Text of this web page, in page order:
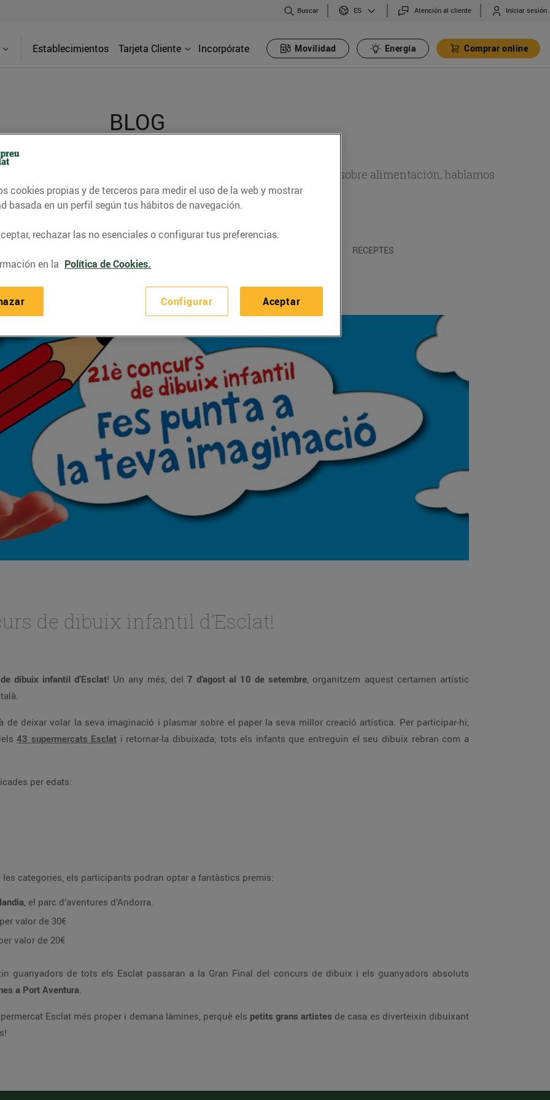
Buscar ES Atención al cliente Iniciar sesión
Establecimientos Tarjeta Cliente Incorpórate Movilidad Energía Comprar online
BLOG
recetas, consejos nutricionales, información de actualidad sobre alimentación, hablamos
gastronomía de nuestro territorio y muchos otros temas.
RECEPTES
de dibuix infantil d’Esclat!
dibuix infantil d’Esclat! Un any més, del 7 d’agost al 10 de setembre, organitzem aquest certamen artístic
de deixar volar la seva imaginació i plasmar sobre el paper la seva millor creació artística. Per participar-hi,
43 supermercats Esclat i retornar-la dibuixada; tots els infants que entreguin el seu dibuix rebran com a
per edats:
categories, els participants podran optar a fantàstics premis:
, el parc d’aventures d’Andorra.
valor de 30€
valor de 20€
guanyadors de tots els Esclat passaran a la Gran Final del concurs de dibuix i els guanyadors absoluts
a Port Aventura.
Esclat més proper i demana làmines, perquè els petits grans artistes de casa es diverteixin dibuixant
cookies propias y de terceros para medir el uso de la web y mostrar
basada en un perfil según tus hábitos de navegación.
rechazar las no esenciales o configurar tus preferencias.
en la Política de Cookies.
Configurar Aceptar